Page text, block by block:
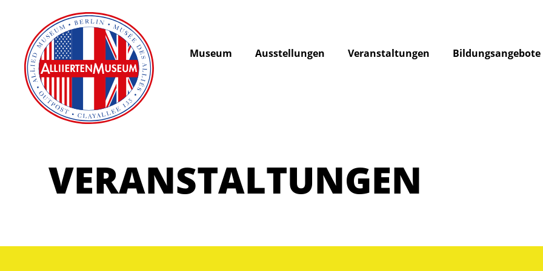
Museum Ausstellungen Veranstaltungen Bildungsangebote
VERANSTALTUNGEN